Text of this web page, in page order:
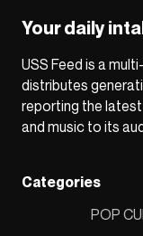
Your daily
USS Feed is a
distributes
reporting the
and music to its
Categories
POP